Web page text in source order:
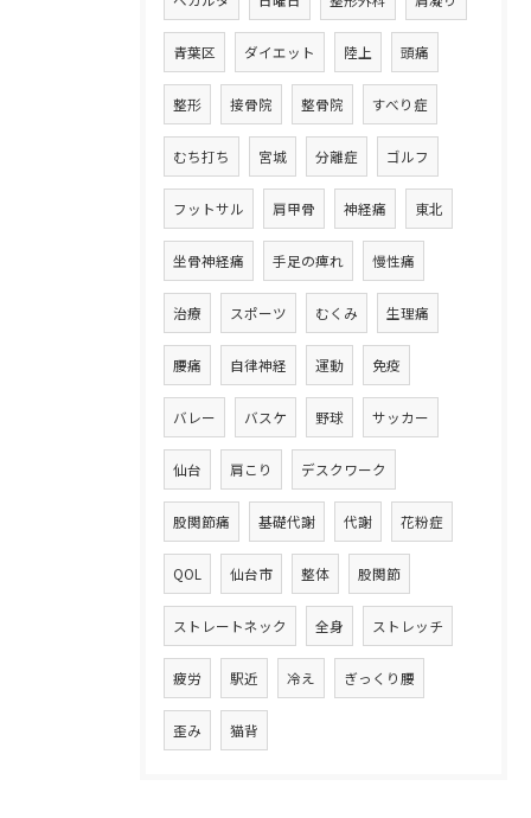
青葉区 ダイエット 陸上 頭痛
整形 接骨院 整骨院 すべり症
むち打ち 宮城 分離症 ゴルフ
フットサル 肩甲骨 神経痛 東北
坐骨神経痛 手足の痺れ 慢性痛
治療 スポーツ むくみ 生理痛
腰痛 自律神経 運動 免疫
バレー バスケ 野球 サッカー
仙台 肩こり デスクワーク
股関節痛 基礎代謝 代謝 花粉症
QOL 仙台市 整体 股関節
ストレートネック 全身 ストレッチ
疲労 駅近 冷え ぎっくり腰
歪み 猫背
お問い合わせはこちら